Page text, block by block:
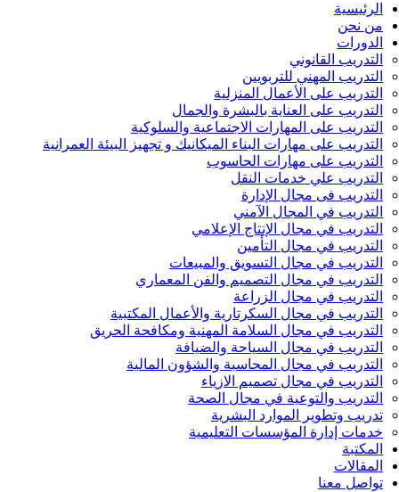
الرئيسية
من نحن
الدورات
التدريب القانوني
التدريب المهني للتربويين
التدريب على الأعمال المنزلية
التدريب على العناية بالبشرة والجمال
التدريب على المهارات الاجتماعية والسلوكية
التدريب على مهارات البناء الميكانيك و تجهيز البيئة العمرانية
التدريب على مهارات الحاسوب
التدريب علي خدمات النقل
التدريب فى مجال الإدارة
التدريب في المجال الآمني
التدريب في مجال الإنتاج الإعلامي
التدريب في مجال التأمين
التدريب في مجال التسويق والمبيعات
التدريب في مجال التصميم والفن المعماري
التدريب في مجال الزراعة
التدريب في مجال السكرتارية والأعمال المكتبية
التدريب في مجال السلامة المهنية ومكافحة الحريق
التدريب في مجال السياحة والضيافة
التدريب في مجال المحاسبة والشؤون المالية
التدريب في مجال تصميم الازياء
التدريب والتوعية في مجال الصحة
تدريب وتطوير الموارد البشرية
خدمات إدارة المؤسسات التعليمية
المكتبة
المقالات
تواصل معنا